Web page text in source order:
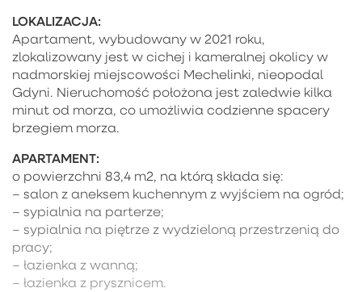
LOKALIZACJA:
Apartament, wybudowany w 2021 roku,
zlokalizowany jest w cichej i kameralnej okolicy w
nadmorskiej miejscowości Mechelinki, nieopodal
Gdyni. Nieruchomość położona jest zaledwie kilka
minut od morza, co umożliwia codzienne spacery
brzegiem morza.
APARTAMENT:
o powierzchni 83,4 m2, na którą składa się:
– salon z aneksem kuchennym z wyjściem na ogród;
– sypialnia na parterze;
– sypialnia na piętrze z wydzieloną przestrzenią do
pracy;
– łazienka z wanną;
– łazienka z prysznicem.